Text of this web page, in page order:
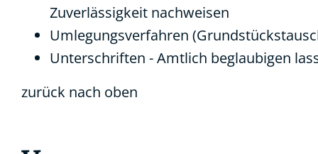
Zuverlässigkeit nachweisen
Umlegungsverfahren
Unterschriften - Amtlich beglaubigen
zurück nach oben